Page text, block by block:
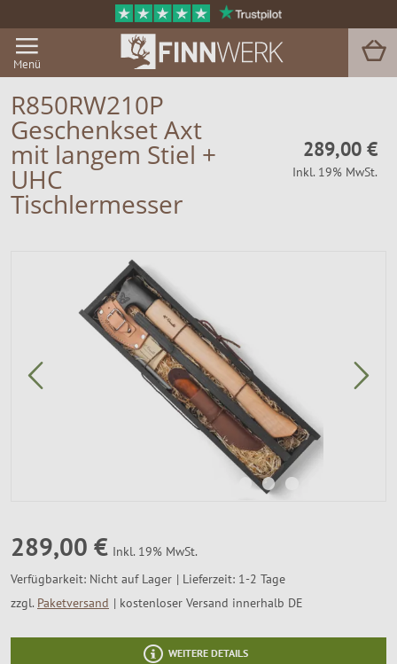
Menü
Grill & BBQ
Sauna
Magazin
R850RW210P
Geschenkset Axt
mit langem Stiel +
UHC
Tischlermesser
289,00 €
Inkl. 19% MwSt.
289,00 € Inkl. 19% MwSt.
Verfügbarkeit: Nicht auf Lager
Lieferzeit: 1-2 Tage
zzgl. Paketversand kostenloser Versand innerhalb DE
WEITERE DETAILS